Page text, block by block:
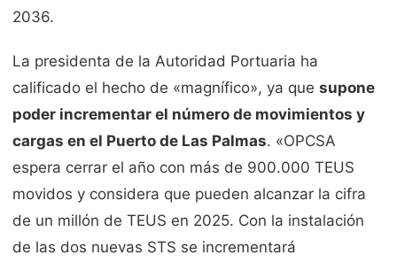
2036.
La presidenta de la Autoridad Portuaria ha
calificado el hecho de «magnífico», ya que supone
poder incrementar el número de movimientos y
cargas en el Puerto de Las Palmas. «OPCSA
espera cerrar el año con más de 900.000 TEUS
movidos y considera que pueden alcanzar la cifra
de un millón de TEUS en 2025. Con la instalación
de las dos nuevas STS se incrementará